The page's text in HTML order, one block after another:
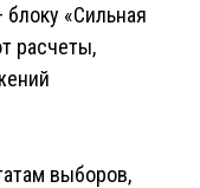
«Сильная
расчеты,
выборов,